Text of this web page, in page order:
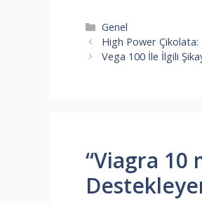
Kategoriler
Genel
High Power Çikolata:
Vega 100 İle İlgili
“Viagra 10